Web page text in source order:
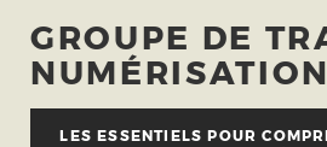
GROUPE DE
NUMÉRISATION
LES ESSENTIELS POUR